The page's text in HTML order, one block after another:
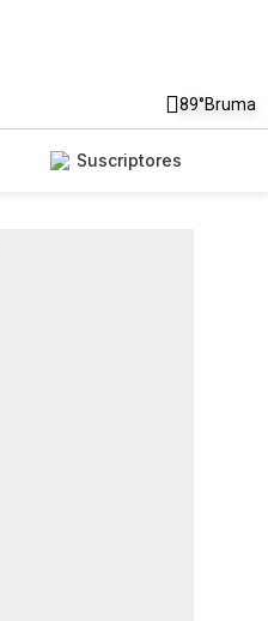
89°Bruma
Suscriptores